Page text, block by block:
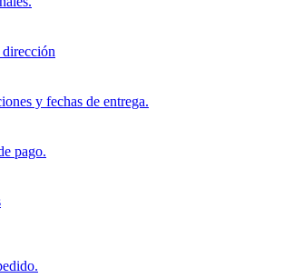
y fechas de entrega.
pago.